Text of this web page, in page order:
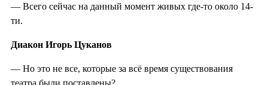
— Всего сейчас на данный момент живых где-то около 14-
ти.
Диакон Игорь Цуканов
— Но это не все, которые за всё время существования
театра были поставлены?